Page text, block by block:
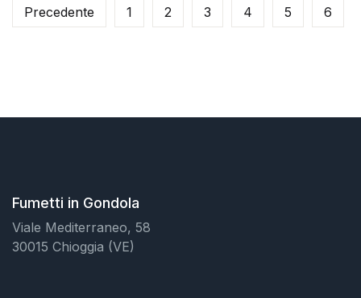
Precedente 1 2 3 4 5 6
Fumetti in Gondola
Viale Mediterraneo, 58
30015 Chioggia (VE)